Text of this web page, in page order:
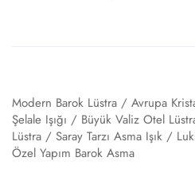
Modern Barok Lüstra / Avrupa
Şelale Işığı / Büyük Valiz Otel
Lüstra / Saray Tarzı Asma Işık /
Özel Yapım Barok Asma